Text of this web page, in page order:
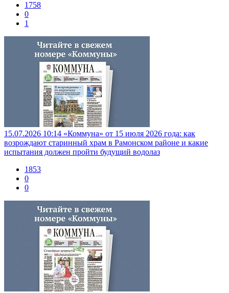
1758
0
1
15.07.2026 10:14 «Коммуна» от 15 июля 2026 года: как
возрождают старинный храм в Рамонском районе и какие
испытания должен пройти будущий водолаз
1853
0
0